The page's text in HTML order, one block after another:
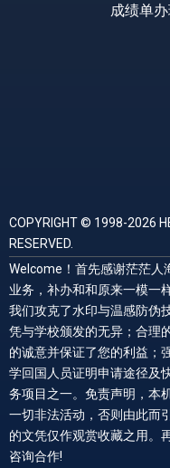
成绩单
COPYRIGHT © 1998-2026
RESERVED.
Welcome！首先感谢茫茫人
业务，补办和和原来一模一
我们攻克了水印与温感防伪
凭与学校颁发的无异；合理
的诚意并保证了您的利益；
学回国人员证明申请途径及
务项目之一。免责声明，本
一切非法活动，否则由此而
的文凭仅作观赏收藏之用。
咨询合作!